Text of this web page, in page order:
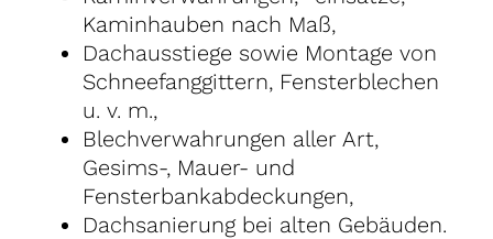
Kaminhauben nach Maß,
Dachausstiege sowie Montage von
Schneefanggittern, Fensterblechen
u. v. m.,
Blechverwahrungen aller Art,
Gesims-, Mauer- und
Fensterbankabdeckungen,
Dachsanierung bei alten Gebäuden.